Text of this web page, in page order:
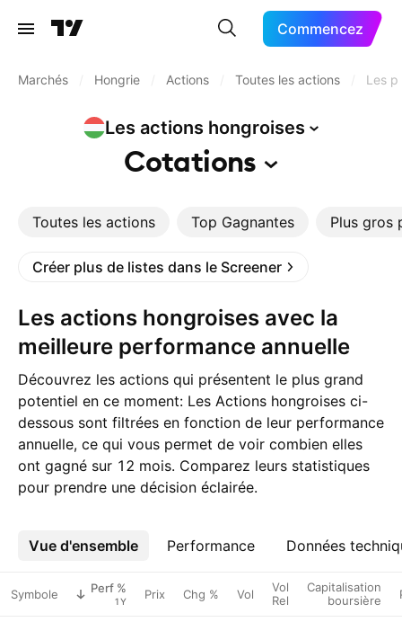
Commencez
Marchés Hongrie Actions Toutes les actions Les
Les actions hongroises
Cotations
Toutes les actions Top Gagnantes Plus gros
Créer plus de listes dans le Screener
Les actions hongroises avec la
meilleure performance annuelle
Découvrez les actions qui présentent le plus grand
potentiel en ce moment: Les Actions hongroises ci-
dessous sont filtrées en fonction de leur performance
annuelle, ce qui vous permet de voir combien elles
ont gagné sur 12 mois. Comparez leurs statistiques
pour prendre une décision éclairée.
Vue d'ensemble Performance Données
Plus
Symbole Perf %
1Y Prix Chg % Vol
Vol
Rel
Capitalisation
boursière